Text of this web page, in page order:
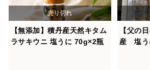
【無添加】積丹産天然キタム
ラサキウニ 塩うに 70g×2瓶
【父の
産 塩う